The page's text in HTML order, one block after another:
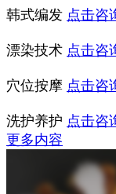
韩式编发 点击咨
漂染技术 点击咨
穴位按摩 点击咨
洗护养护 点击咨
更多内容